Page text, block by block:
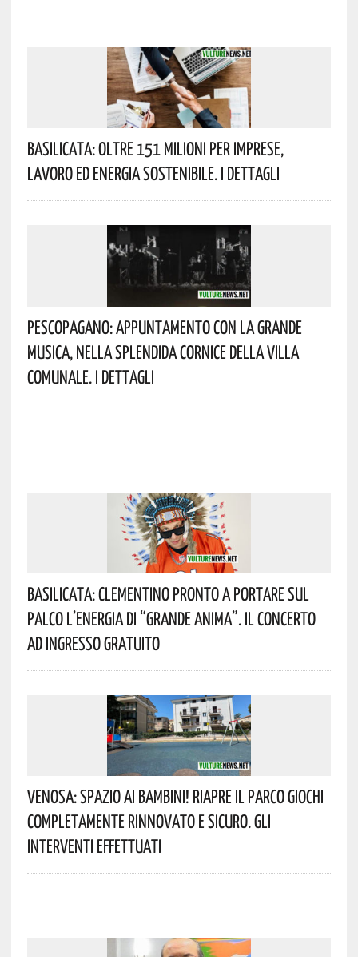
Basilicata: Oltre 151 Milioni Per Imprese,
Lavoro Ed Energia Sostenibile. I Dettagli
Pescopagano: Appuntamento Con La Grande
Musica, Nella Splendida Cornice Della Villa
Comunale. I Dettagli
Basilicata: Clementino Pronto A Portare Sul
Palco L’energia Di “Grande Anima”. Il Concerto
Ad Ingresso Gratuito
Venosa: Spazio Ai Bambini! Riapre Il Parco Giochi
Completamente Rinnovato E Sicuro. Gli
Interventi Effettuati